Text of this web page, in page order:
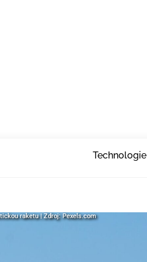
Technologie
raketu | Zdroj: Pexels.com
raketu | Zdroj: Pexels.com